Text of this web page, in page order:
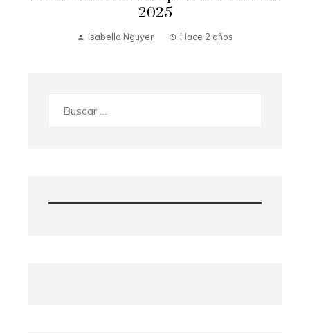
2025
Isabella Nguyen Hace 2 años